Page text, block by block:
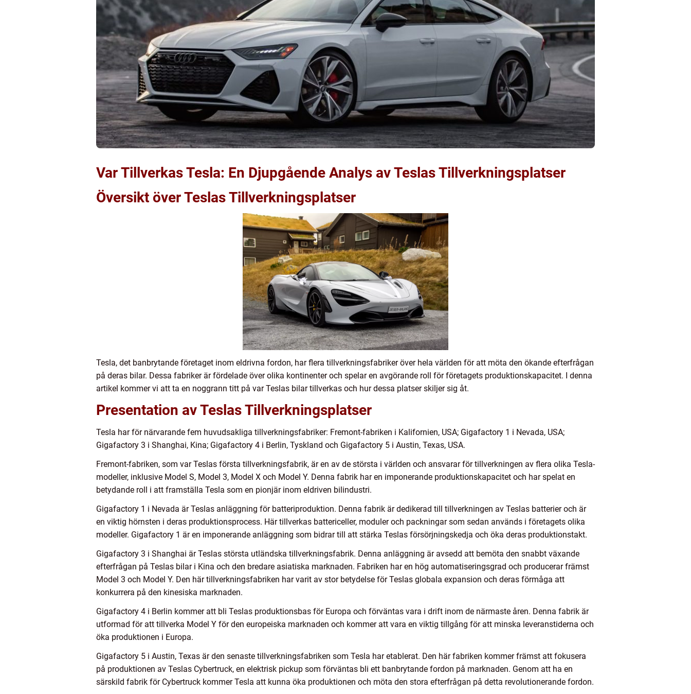
Var Tillverkas Tesla: En Djupgående Analys av Teslas Tillverkningsplatser
Översikt över Teslas Tillverkningsplatser
Tesla, det banbrytande företaget inom eldrivna fordon, har flera tillverkningsfabriker över hela världen för att möta den ökande efterfrågan
på deras bilar. Dessa fabriker är fördelade över olika kontinenter och spelar en avgörande roll för företagets produktionskapacitet. I denna
artikel kommer vi att ta en noggrann titt på var Teslas bilar tillverkas och hur dessa platser skiljer sig åt.
Presentation av Teslas Tillverkningsplatser
Tesla har för närvarande fem huvudsakliga tillverkningsfabriker: Fremont-fabriken i Kalifornien, USA; Gigafactory 1 i Nevada, USA;
Gigafactory 3 i Shanghai, Kina; Gigafactory 4 i Berlin, Tyskland och Gigafactory 5 i Austin, Texas, USA.
Fremont-fabriken, som var Teslas första tillverkningsfabrik, är en av de största i världen och ansvarar för tillverkningen av flera olika Tesla-
modeller, inklusive Model S, Model 3, Model X och Model Y. Denna fabrik har en imponerande produktionskapacitet och har spelat en
betydande roll i att framställa Tesla som en pionjär inom eldriven bilindustri.
Gigafactory 1 i Nevada är Teslas anläggning för batteriproduktion. Denna fabrik är dedikerad till tillverkningen av Teslas batterier och är
en viktig hörnsten i deras produktionsprocess. Här tillverkas battericeller, moduler och packningar som sedan används i företagets olika
modeller. Gigafactory 1 är en imponerande anläggning som bidrar till att stärka Teslas försörjningskedja och öka deras produktionstakt.
Gigafactory 3 i Shanghai är Teslas största utländska tillverkningsfabrik. Denna anläggning är avsedd att bemöta den snabbt växande
efterfrågan på Teslas bilar i Kina och den bredare asiatiska marknaden. Fabriken har en hög automatiseringsgrad och producerar främst
Model 3 och Model Y. Den här tillverkningsfabriken har varit av stor betydelse för Teslas globala expansion och deras förmåga att
konkurrera på den kinesiska marknaden.
Gigafactory 4 i Berlin kommer att bli Teslas produktionsbas för Europa och förväntas vara i drift inom de närmaste åren. Denna fabrik är
utformad för att tillverka Model Y för den europeiska marknaden och kommer att vara en viktig tillgång för att minska leveranstiderna och
öka produktionen i Europa.
Gigafactory 5 i Austin, Texas är den senaste tillverkningsfabriken som Tesla har etablerat. Den här fabriken kommer främst att fokusera
på produktionen av Teslas Cybertruck, en elektrisk pickup som förväntas bli ett banbrytande fordon på marknaden. Genom att ha en
särskild fabrik för Cybertruck kommer Tesla att kunna öka produktionen och möta den stora efterfrågan på detta revolutionerande fordon.